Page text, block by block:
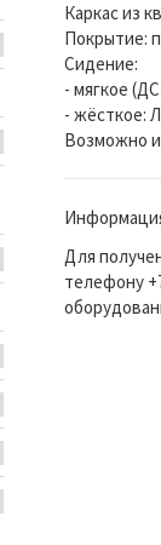
Каркас из
Покрытие:
Сидение:
- мягкое
- жёсткое:
Возможно
Для
телефону